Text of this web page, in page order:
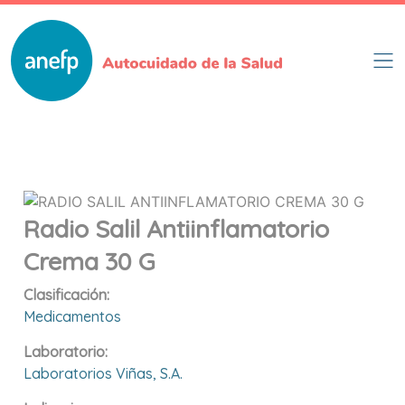
contenido
principal
Radio Salil Antiinflamatorio
Crema 30 G
Clasificación:
Medicamentos
Laboratorio:
Laboratorios Viñas, S.a.